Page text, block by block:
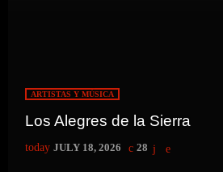
ARTISTAS Y MÚSICA
Los Alegres de la Sierra
today JULY 18, 2026 28